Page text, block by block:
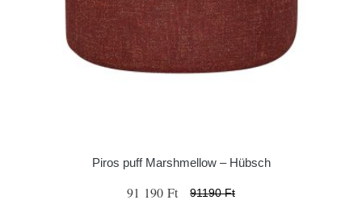
Piros puff Marshmellow – Hübsch
91 190 Ft 91190 Ft